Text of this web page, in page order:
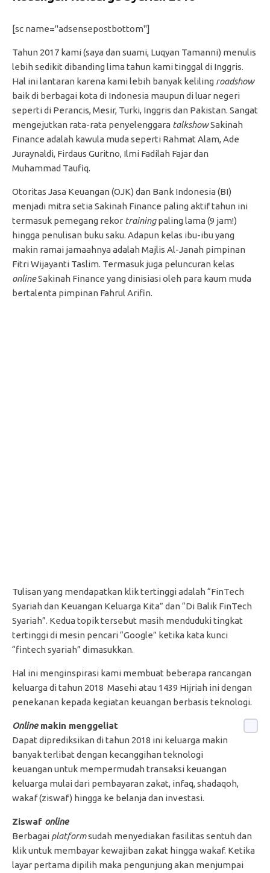
[sc name="adsensepostbottom"]
Tahun 2017 kami (saya dan suami, Luqyan Tamanni) menulis
lebih sedikit dibanding lima tahun kami tinggal di Inggris.
Hal ini lantaran karena kami lebih banyak keliling roadshow
baik di berbagai kota di Indonesia maupun di luar negeri
seperti di Perancis, Mesir, Turki, Inggris dan Pakistan. Sangat
mengejutkan rata-rata penyelenggara talkshowSakinah
Finance adalah kawula muda seperti Rahmat Alam, Ade
Juraynaldi, Firdaus Guritno, Ilmi Fadilah Fajar dan
Muhammad Taufiq.
Otoritas Jasa Keuangan (OJK) dan Bank Indonesia (BI)
menjadi mitra setia Sakinah Finance paling aktif tahun ini
termasuk pemegang rekor trainingpaling lama (9 jam!)
hingga penulisan buku saku. Adapun kelas ibu-ibu yang
makin ramai jamaahnya adalah Majlis Al-Janah pimpinan
Fitri Wijayanti Taslim. Termasuk juga peluncuran kelas
onlineSakinah Finance yang dinisiasi oleh para kaum muda
bertalenta pimpinan Fahrul Arifin.
Tulisan yang mendapatkan klik tertinggi adalah “FinTech
Syariah dan Keuangan Keluarga Kita” dan “Di Balik FinTech
Syariah”. Kedua topik tersebut masih menduduki tingkat
tertinggi di mesin pencari “Google” ketika kata kunci
“fintech syariah” dimasukkan.
Hal ini menginspirasi kami membuat beberapa rancangan
keluarga di tahun 2018 Masehi atau 1439 Hijriah ini dengan
penekanan kepada kegiatan keuangan berbasis teknologi.
Onlinemakin menggeliat
Dapat diprediksikan di tahun 2018 ini keluarga makin
banyak terlibat dengan kecanggihan teknologi
keuangan untuk mempermudah transaksi keuangan
keluarga mulai dari pembayaran zakat, infaq, shadaqoh,
wakaf (ziswaf) hingga ke belanja dan investasi.
Ziswaf online
Berbagai platformsudah menyediakan fasilitas sentuh dan
klik untuk membayar kewajiban zakat hingga wakaf. Ketika
layar pertama dipilih maka pengunjung akan menjumpai